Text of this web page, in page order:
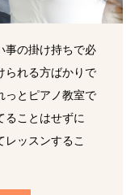
事の掛け持ちで必
られる方ばかりで
っとピアノ教室で
ることはせずに
レッスンするこ